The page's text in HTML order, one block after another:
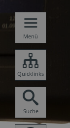
Menü
Quicklinks
Suche